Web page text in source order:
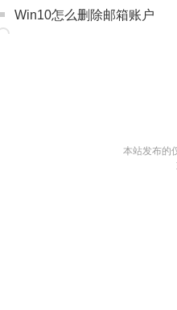
Win10怎么删除邮箱账户
本站发布的